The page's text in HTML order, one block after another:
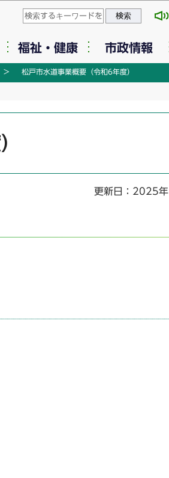
このページの本文へ移動
福祉・健康 市政情報
松戸市水道事業概要（令和6年度）
更新日：2025